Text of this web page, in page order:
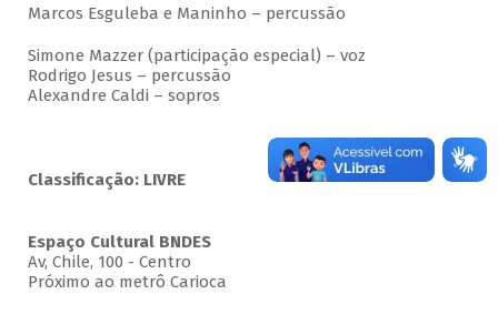
Marcos Esguleba e Maninho – percussão
Simone Mazzer (participação especial) – voz
Rodrigo Jesus – percussão
Alexandre Caldi – sopros
Classificação: LIVRE
Espaço Cultural BNDES
Av, Chile, 100 - Centro
Próximo ao metrô Carioca